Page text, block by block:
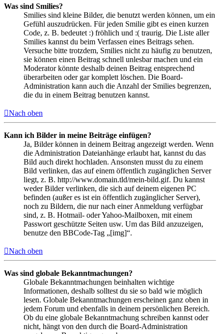
Was sind Smilies?
Smilies sind kleine Bilder, die benutzt werden können, um ein
Gefühl auszudrücken. Für jeden Smilie gibt es einen kurzen
Code, z. B. bedeutet :) fröhlich und :( traurig. Die Liste aller
Smilies kannst du beim Verfassen eines Beitrags sehen.
Versuche bitte trotzdem, Smilies nicht zu häufig zu benutzen,
sie können einen Beitrag schnell unlesbar machen und ein
Moderator könnte deshalb deinen Beitrag entsprechend
überarbeiten oder gar komplett löschen. Die Board-
Administration kann auch die Anzahl der Smilies begrenzen,
die du in einem Beitrag benutzen kannst.
Nach oben
Kann ich Bilder in meine Beiträge einfügen?
Ja, Bilder können in deinem Beitrag angezeigt werden. Wenn
die Administration Dateianhänge erlaubt hat, kannst du das
Bild auch direkt hochladen. Ansonsten musst du zu einem
Bild verlinken, das auf einem öffentlich zugänglichen Server
liegt, z. B. http://www.domain.tld/mein-bild.gif. Du kannst
weder Bilder verlinken, die sich auf deinem eigenen PC
befinden (außer es ist ein öffentlich zugänglicher Server),
noch zu Bildern, die nur nach einer Anmeldung verfügbar
sind, z. B. Hotmail- oder Yahoo-Mailboxen, mit einem
Passwort geschützte Seiten usw. Um das Bild anzuzeigen,
benutze den BBCode-Tag „[img]“.
Nach oben
Was sind globale Bekanntmachungen?
Globale Bekanntmachungen beinhalten wichtige
Informationen, deshalb solltest du sie so bald wie möglich
lesen. Globale Bekanntmachungen erscheinen ganz oben in
jedem Forum und ebenfalls in deinem persönlichen Bereich.
Ob du eine globale Bekanntmachung schreiben kannst oder
nicht, hängt von den durch die Board-Administration